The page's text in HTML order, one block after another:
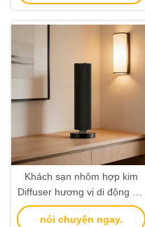
Khách sạn nhôm hợp kim
Diffuser hương vị di động với
100-300m3 phủ sóng
nói chuyện ngay.